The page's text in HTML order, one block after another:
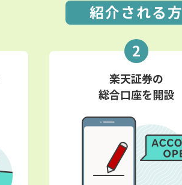
紹介される方
2
楽天証券の
総合口座を開設